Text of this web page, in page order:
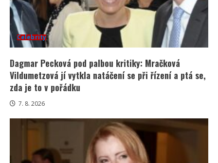
Celebrity
Dagmar Pecková pod palbou kritiky: Mračková
Vildumetzová jí vytkla natáčení se při řízení a ptá se,
zda je to v pořádku
7. 8. 2026